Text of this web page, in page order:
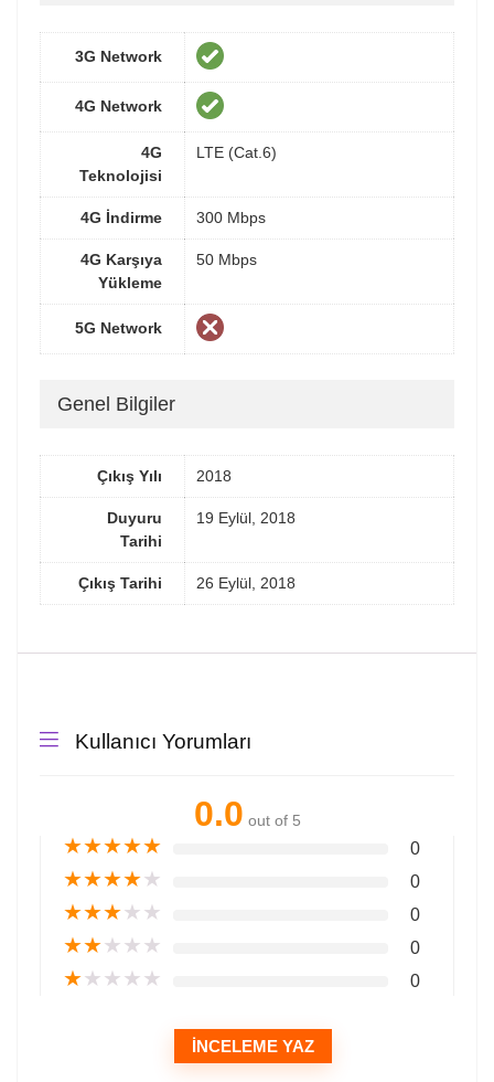
3G Network
4G Network
4G
Teknolojisi
LTE (Cat.6)
4G İndirme 300 Mbps
4G Karşıya
Yükleme
50 Mbps
5G Network
Genel Bilgiler
Çıkış Yılı 2018
Duyuru
Tarihi
19 Eylül, 2018
Çıkış Tarihi 26 Eylül, 2018
Kullanıcı Yorumları
0.0 out of 5
★★★★★ 0
★★★★★ 0
★★★★★ 0
★★★★★ 0
★★★★★ 0
İNCELEME YAZ